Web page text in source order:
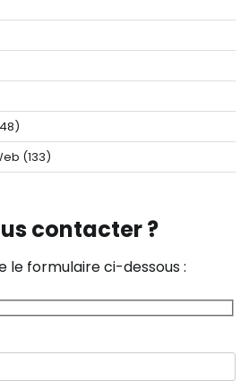
(133)
contacter ?
le formulaire ci-dessous :